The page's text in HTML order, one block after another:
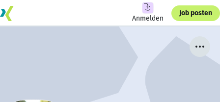
Anmelden
Job posten